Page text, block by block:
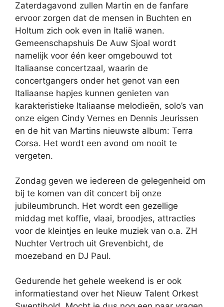
Zaterdagavond zullen Martin en de fanfare
ervoor zorgen dat de mensen in Buchten en
Holtum zich ook even in Italië wanen.
Gemeenschapshuis De Auw Sjoal wordt
namelijk voor één keer omgebouwd tot
Italiaanse concertzaal, waarin de
concertgangers onder het genot van een
Italiaanse hapjes kunnen genieten van
karakteristieke Italiaanse melodieën, solo’s van
onze eigen Cindy Vernes en Dennis Jeurissen
en de hit van Martins nieuwste album: Terra
Corsa. Het wordt een avond om nooit te
vergeten.
Zondag geven we iedereen de gelegenheid om
bij te komen van dit concert bij onze
jubileumbrunch. Het wordt een gezellige
middag met koffie, vlaai, broodjes, attracties
voor de kleintjes en leuke muziek van o.a. ZH
Nuchter Vertroch uit Grevenbicht, de
moezeband en DJ Paul.
Gedurende het gehele weekend is er ook
informatiestand over het Nieuw Talent Orkest